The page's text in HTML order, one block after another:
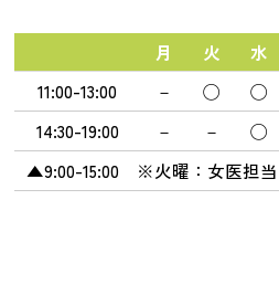
月 火 水
11:00-13:00
－ ◯ ◯
14:30-19:00
－ － ◯
▲9:00-15:00 ※火曜：女医担